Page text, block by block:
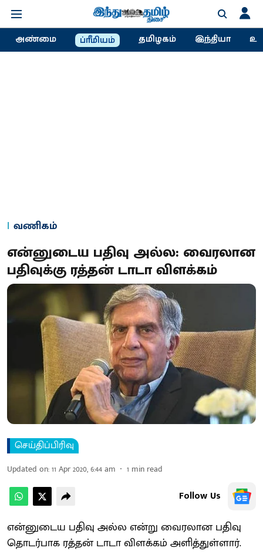
அண்மை ப்ரீமியம் தமிழகம் இந்தியா
வணிகம்
என்னுடைய பதிவு அல்ல: வைரலான
பதிவுக்கு ரத்தன் டாடா விளக்கம்
செய்திப்பிரிவு
Updated on:11 Apr 2020, 6:44 am 1 min read
Follow Us
என்னுடைய பதிவு அல்ல என்று வைரலான பதிவு
தொடர்பாக ரத்தன் டாடா விளக்கம் அளித்துள்ளார்.